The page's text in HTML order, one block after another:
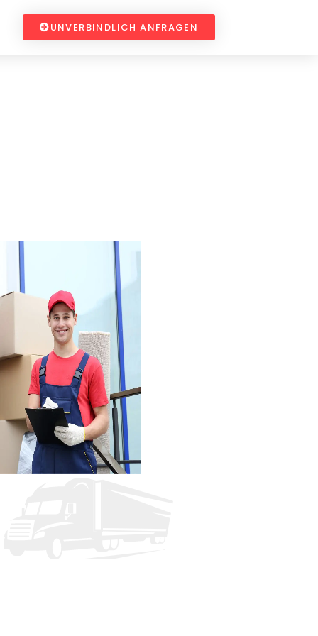
UNVERBINDLICH ANFRAGEN